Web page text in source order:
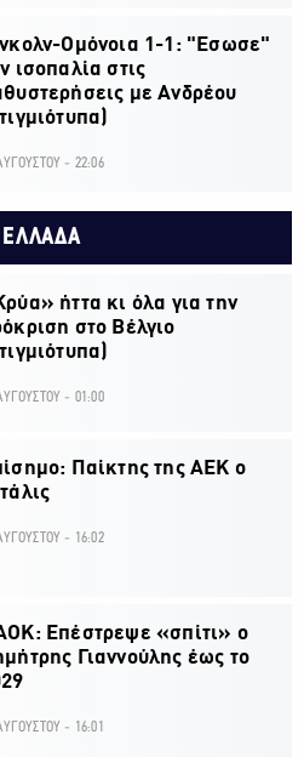
Ομόνοια 1-1: "Εσωσε"
ισοπαλία στις
με Ανδρέου
- 22:06
ΕΛΛΑΔΑ
ήττα κι όλα για την
στο Βέλγιο
- 01:00
Παίκτης της ΑΕΚ ο
- 16:02
Επέστρεψε «σπίτι» ο
Γιαννούλης έως το
- 16:01